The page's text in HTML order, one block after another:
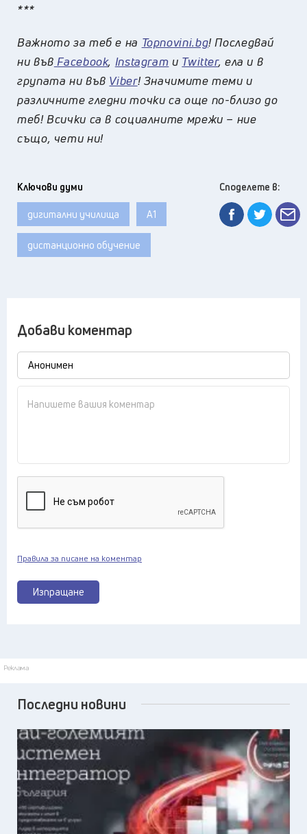
***
Важното за теб е на Topnovini.bg! Последвай
ни във Facebook, Instagram и Twitter, ела и в
групата ни във Viber! Значимите теми и
различните гледни точки са още по-близо до
теб! Всички са в социалните мрежи – ние
също, чети ни!
Ключови думи
дигитални училища А1
дистанционно обучение
Споделете в:
Добави коментар
Изпращане
Правила за писане на коментар
Реклама
Последни новини